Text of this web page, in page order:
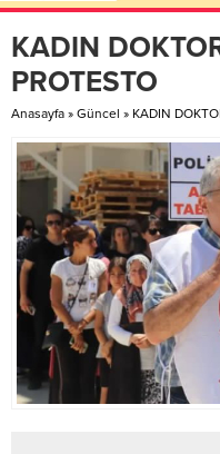
KADIN
PROTESTO
Anasayfa » Güncel » KADIN